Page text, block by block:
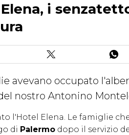
i
avevano occupato
nostro Antonino
l'Hotel Elena. Le famiglie
di Palermo dopo il servizio